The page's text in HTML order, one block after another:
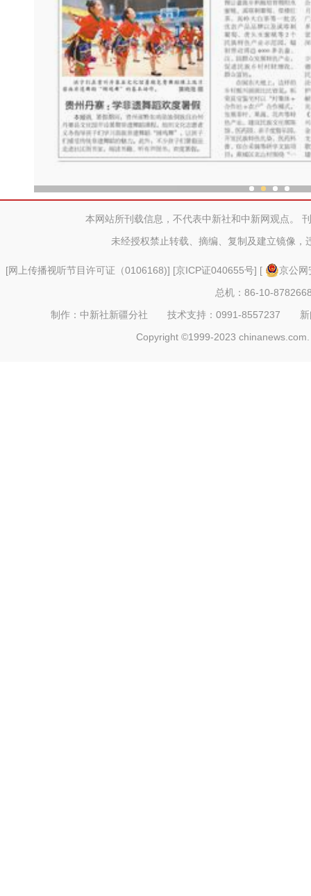
本网站所刊载信息，不代表中新社和中新网观点。
未经授权禁止转载、摘编、复制及建立镜像，
[网上传播视听节目许可证（0106168)] [京ICP证040655号] [
京公
总机：86-10-
制作：中新社新疆分社 技术支持：0991-8557237
Copyright ©1999-2023